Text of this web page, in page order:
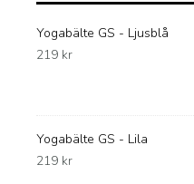
Yogabälte GS - Ljusblå
219 kr
Yogabälte GS - Lila
219 kr